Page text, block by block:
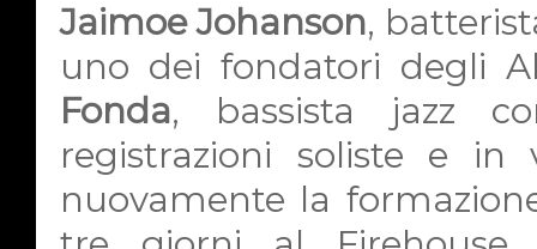
Jaimoe Johanson,
uno dei fondatori degli
Fonda, bassista jazz
registrazioni soliste e
nuovamente la